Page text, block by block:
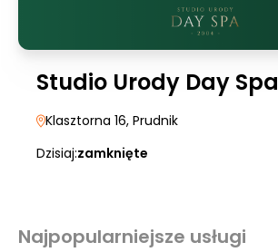
Studio Urody Day Spa
Klasztorna 16, Prudnik
Dzisiaj:zamknięte
Najpopularniejsze usługi